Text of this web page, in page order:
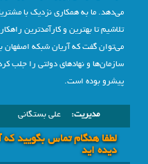
می‌دهد. ما به همکاری نزدیک با
تلاشیم تا بهترین و کارآمدترین
می‌توان گفت که آریان شبکه اصفهان
سازمان‌ها و نهادهای دولتی را جلب
پیشرو بوده است.
مدیریت: علی بستگانی
لطفا هنگام تماس بگویید
دیده اید